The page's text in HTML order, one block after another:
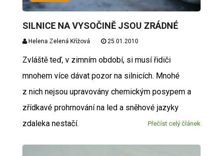
SILNICE NA VYSOČINĚ JSOU ZRÁDNÉ
Helena Zelená Křížová 25.01.2010
Zvláště teď, v zimním období, si musí řidiči
mnohem více dávat pozor na silnicích. Mnohé
z nich nejsou upravovány chemickým posypem a
zřídkavé prohrnování na led a sněhové jazyky
zdaleka nestačí.
Přečíst celý článek